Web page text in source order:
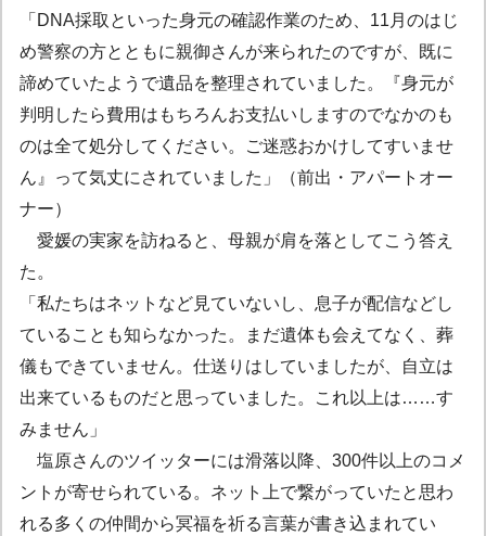
「DNA採取といった身元の確認作業のため、11月のはじ
め警察の方とともに親御さんが来られたのですが、既に
諦めていたようで遺品を整理されていました。『身元が
判明したら費用はもちろんお支払いしますのでなかのも
のは全て処分してください。ご迷惑おかけしてすいませ
ん』って気丈にされていました」（前出・アパートオー
ナー）
愛媛の実家を訪ねると、母親が肩を落としてこう答え
た。
「私たちはネットなど見ていないし、息子が配信などし
ていることも知らなかった。まだ遺体も会えてなく、葬
儀もできていません。仕送りはしていましたが、自立は
出来ているものだと思っていました。これ以上は……す
みません」
塩原さんのツイッターには滑落以降、300件以上のコメ
ントが寄せられている。ネット上で繋がっていたと思わ
れる多くの仲間から冥福を祈る言葉が書き込まれてい